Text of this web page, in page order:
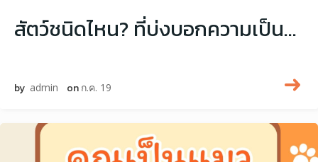
สัตว์ชนิดไหน? ที่บ่งบอกความเป็นคุณในที่ทำงาน มาเล่นกัน
by admin on ก.ค. 19